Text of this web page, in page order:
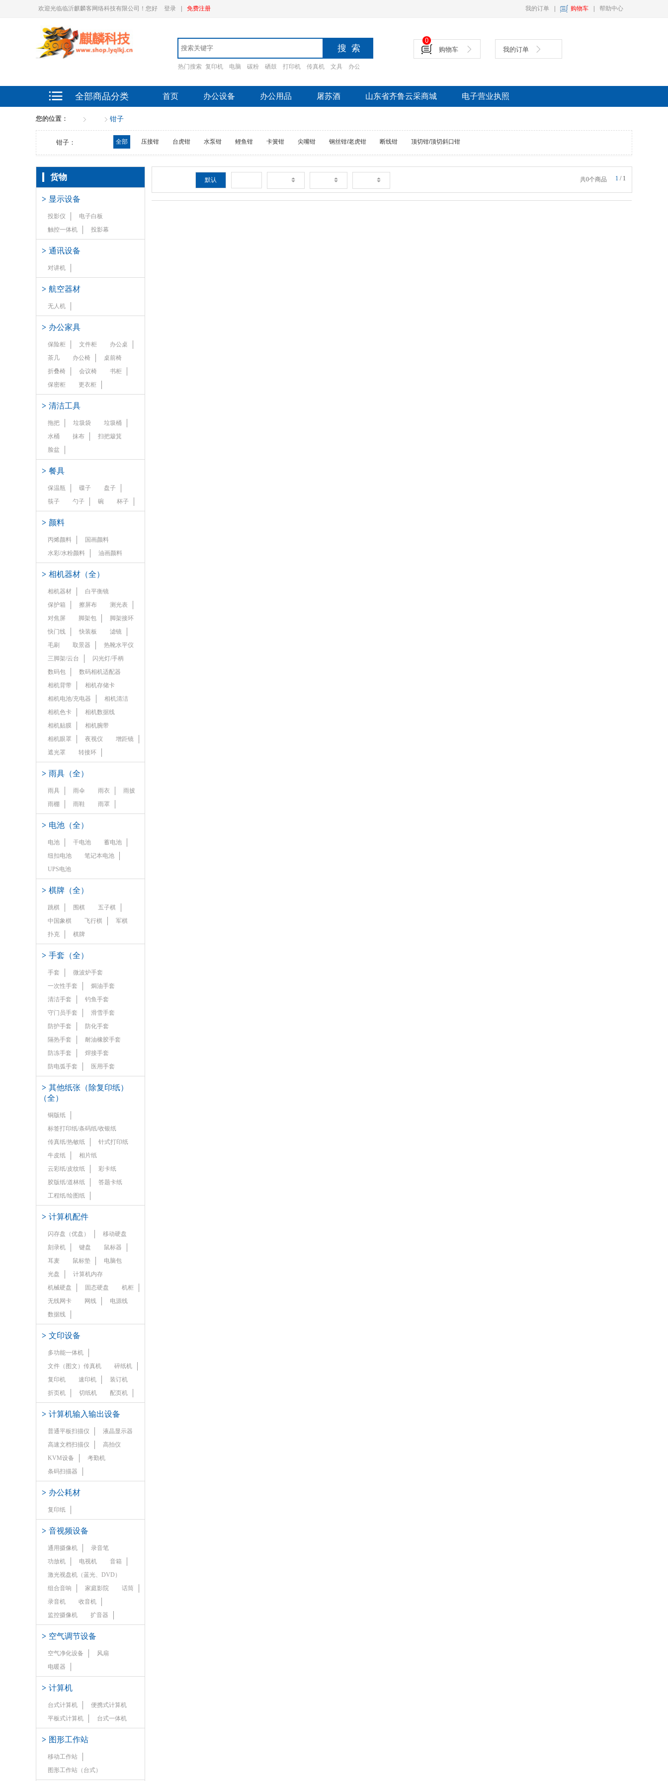
欢迎光临临沂麒麟客网络科技有限公司！您好 登录 免费注册 我的订单 购物车 帮助中心
热门搜索 复印机 电脑 碳粉 硒鼓 打印机 传真机 文具 办公设备
购物车
0
我的订单
全部商品分类 首页 办公设备 办公用品 屠苏酒 山东省齐鲁云采商城 电子营业执照
您的位置： 钳子
钳子： 全部 压接钳 台虎钳 水泵钳 鲤鱼钳 卡簧钳 尖嘴钳 钢丝钳/老虎钳 断线钳 顶切钳/顶切斜口钳
货物
> 显示设备
投影仪
电子白板
触控一体机
投影幕
> 通讯设备
对讲机
> 航空器材
无人机
> 办公家具
保险柜 文件柜
办公桌
茶几
办公椅
桌前椅
折叠椅
会议椅
书柜
保密柜
更衣柜
> 清洁工具
拖把 垃圾袋
垃圾桶
水桶
抹布
扫把簸箕
脸盆
> 餐具
保温瓶 碟子
盘子
筷子
勺子 碗 杯子
> 颜料
丙烯颜料
国画颜料
水彩/水粉颜料
油画颜料
> 相机器材（全）
相机器材
白平衡镜
保护箱
擦屏布
测光表
对焦屏
脚架包
脚架接环
快门线
快装板
滤镜
毛刷
取景器
热靴水平仪
三脚架/云台
闪光灯/手柄
数码包
数码相机适配器
相机背带
相机存储卡
相机电池/充电器
相机清洁
相机色卡
相机数据线
相机贴膜
相机腕带
相机眼罩
夜视仪
增距镜
遮光罩
转接环
> 雨具（全）
雨具 雨伞 雨衣
雨披
雨棚
雨鞋 雨罩
> 电池（全）
电池 干电池
蓄电池
纽扣电池
笔记本电池
UPS电池
> 棋牌（全）
跳棋 围棋
五子棋
中国象棋
飞行棋
军棋
扑克
棋牌
> 手套（全）
手套
微波炉手套
一次性手套
焗油手套
清洁手套
钓鱼手套
守门员手套
滑雪手套
防护手套
防化手套
隔热手套
耐油橡胶手套
防冻手套
焊接手套
防电弧手套
医用手套
> 其他纸张（除复印纸）
（全）
铜版纸
标签打印纸/条码纸/收银纸
传真纸/热敏纸
针式打印纸
牛皮纸
相片纸
云彩纸/皮纹纸
彩卡纸
胶版纸/道林纸
答题卡纸
工程纸/绘图纸
> 计算机配件
闪存盘（优盘）
移动硬盘
刻录机
键盘
鼠标器
耳麦
鼠标垫
电脑包
光盘
计算机内存
机械硬盘
固态硬盘
机柜
无线网卡
网线
电源线
数据线
> 文印设备
多功能一体机
文件（图文）传真机
碎纸机
复印机
速印机
装订机
折页机
切纸机 配页机
> 计算机输入输出设备
普通平板扫描仪
液晶显示器
高速文档扫描仪
高拍仪
KVM设备
考勤机
条码扫描器
> 办公耗材
复印纸
> 音视频设备
通用摄像机
录音笔
功放机
电视机
音箱
激光视盘机（蓝光、DVD）
组合音响
家庭影院
话筒
录音机
收音机
监控摄像机
扩音器
> 空气调节设备
空气净化设备
风扇
电暖器
> 计算机
台式计算机
便携式计算机
平板式计算机
台式一体机
> 图形工作站
移动工作站
图形工作站（台式）
默认 共0个商品 1 / 1